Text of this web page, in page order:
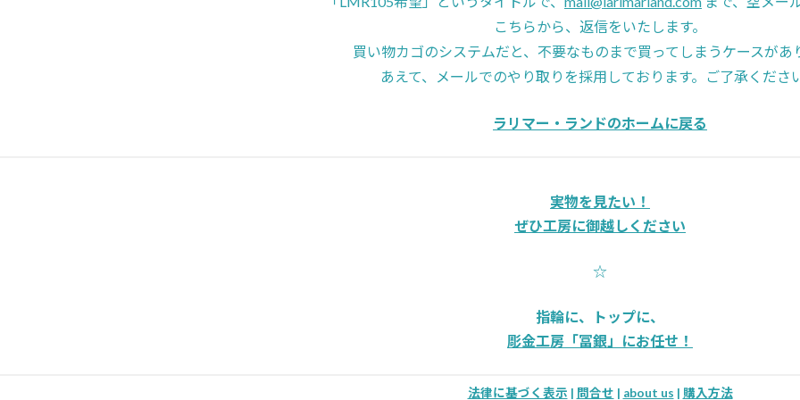
こちらから、返信をいたします。
買い物カゴのシステムだと、不要なものまで買ってしまうケースがあ
あえて、メールでのやり取りを採用しております。ご了承くださ
ラリマー・ランドのホームに戻る
実物を見たい！
ぜひ工房に御越しください
☆
指輪に、トップに、
彫金工房「冨銀」にお任せ！
法律に基づく表示 | 問合せ | about us | 購入方法